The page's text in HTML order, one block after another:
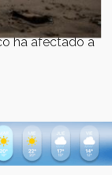
ha afectado a